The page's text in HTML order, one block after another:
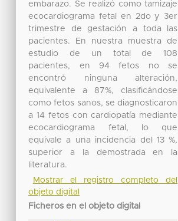
embarazo. Se realizó como tamizaje
ecocardiograma fetal en 2do y 3er
trimestre de gestación a toda las
pacientes. En nuestra muestra de
estudio de un total de 108
pacientes, en 94 fetos no se
encontró ninguna alteración,
equivalente a 87%, clasificándose
como fetos sanos, se diagnosticaron
a 14 fetos con cardiopatía mediante
ecocardiograma fetal, lo que
equivale a una incidencia del 13 %,
superior a la demostrada en la
literatura.
Mostrar el registro completo del
objeto digital
Ficheros en el objeto digital